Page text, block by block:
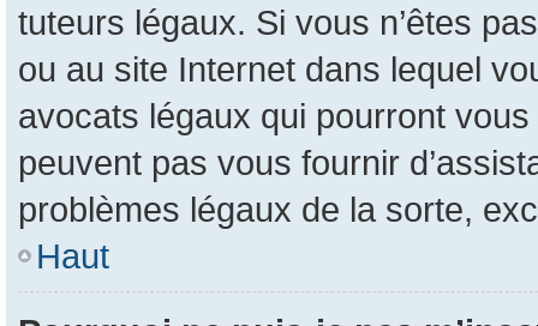
tuteurs légaux. Si vous n’êtes
ou au site Internet dans lequel
avocats légaux qui pourront
peuvent pas vous fournir
problèmes légaux de la sorte,
Haut